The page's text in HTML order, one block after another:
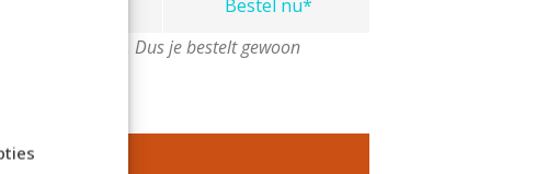
Bestel nu*
verkopen. Dus je bestelt gewoon